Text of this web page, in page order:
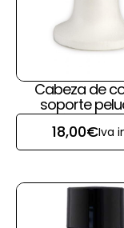
Cabeza de
soporte
prótesis
18,00€Iva